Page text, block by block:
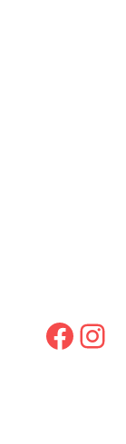
Facebook Instagram